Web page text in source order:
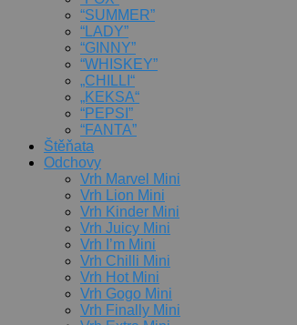
“SUMMER”
“LADY”
“GINNY”
“WHISKEY”
„CHILLI“
„KEKSA“
“PEPSI”
“FANTA”
Štěňata
Odchovy
Vrh Marvel Mini
Vrh Lion Mini
Vrh Kinder Mini
Vrh Juicy Mini
Vrh I’m Mini
Vrh Chilli Mini
Vrh Hot Mini
Vrh Gogo Mini
Vrh Finally Mini